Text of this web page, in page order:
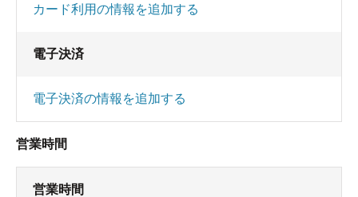
カード利用の情報を追加する
電子決済
電子決済の情報を追加する
営業時間
営業時間